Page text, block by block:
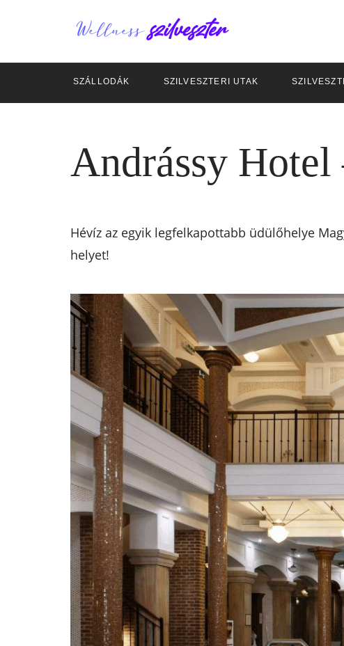
SZÁLLODÁK SZILVESZTERI UTAK
Andrássy
Hévíz az egyik legfelkapottabb üdülőhelye
helyet!